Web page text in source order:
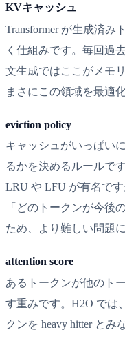
KVキャッシュ
Transformer が生成済み
く仕組みです。毎回過
文生成ではここがメモ
まさにこの領域を最適
eviction policy
キャッシュがいっぱい
るかを決めるルールで
LRU や LFU が有名で
「どのトークンが今後
ため、より難しい問題
attention score
あるトークンが他のト
す重みです。H2O では
クンを heavy hitter とみ